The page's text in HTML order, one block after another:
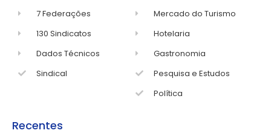
7 Federações
130 Sindicatos
Dados Técnicos
Sindical
Mercado do Turismo
Hotelaria
Gastronomia
Pesquisa e Estudos
Política
Recentes